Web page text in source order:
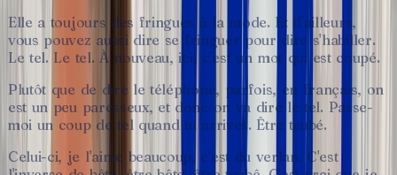
Elle a toujours des fringues à la mode. Et d'ailleurs,
vous pouvez aussi dire se fringuer pour dire s'habiller.
Le tel. Le tel. À nouveau, ici, c'est un mot qui est coupé.
Plutôt que de dire le téléphone, parfois, en français, on
est un peu paresseux, et donc on va dire le tel. Passe-
moi un coup de tel quand tu arrives. Être teubé.
Celui-ci, je l'aime beaucoup, c'est du verlan. C'est